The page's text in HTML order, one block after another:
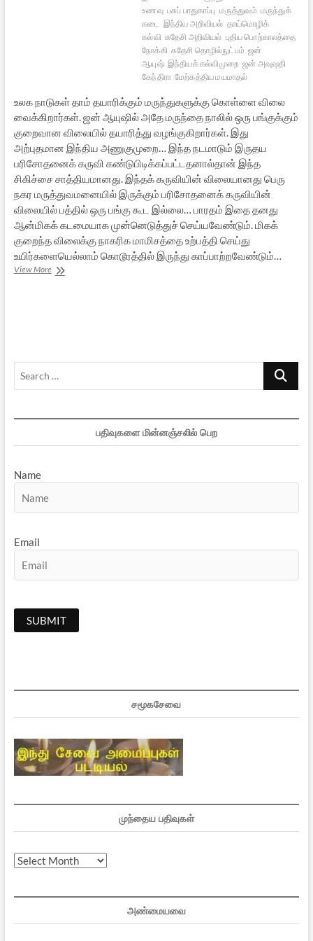
உணவு பசுப் பாதுகாப்பு மருத்துவம் மருந்துக்
கடை
இந்திய அறிவியல் தாய்மொழிக்
கல்வி சுதேசி அறிவியல் புதிய பொற்காலத்தை
நோக்கி சுதேசி தொழில்நுட்பம் ஜன்
ஆயுஷ் இந்தியக் கல்விமுறை ஜன் அவுஷதி
கேந்திரா மேற்கத்திய மயமாதல்
உலக நாடுகள் தாம் தயாரிக்கும் மருந்துகளுக்கு கொள்ளை விலை
வைக்கிறார்கள். ஜன் ஆயுஷில் அதே மருந்தை நாலில் ஒரு பங்குக்கும்
குறைவான விலையில் தயாரித்து வழங்குகிறார்கள். இது
அற்புதமான இந்திய அணுகுமுறை… இந்த நடமாடும் இருதய
பரிசோதனைக் கருவி கண்டுபிடிக்கப்பட்டதனால்தான் இந்த
சிகிச்சை சாத்தியமானது. இந்தக் கருவியின் விலையானது பெரு
நகர மருத்துவமனையில் இருக்கும் பரிசோதனைக் கருவியின்
விலையில் பத்தில் ஒரு பங்கு கூட இல்லை… பாரதம் இதை தனது
ஆன்மிகக் கடமையாக முன்னெடுத்துச் செய்யவேண்டும். மிகக்
குறைந்த விலைக்கு நாகரிக மாமிசத்தை உற்பத்தி செய்து
உயிர்களையெல்லாம் கொடூரத்தில் இருந்து காப்பாற்றவேண்டும்…
View Moreபுதிய
Search
பதிவுகளை மின்னஞ்சலில் பெற
Name
Email
சமூகசேவை
முந்தைய பதிவுகள்
முந்தைய
அண்மையவை